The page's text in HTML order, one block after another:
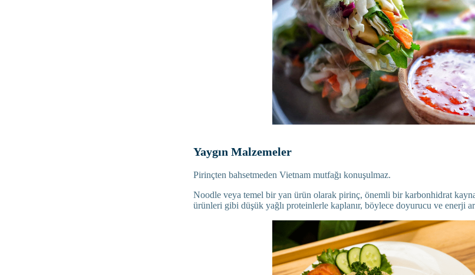
Yaygın Malzemeler
Pirinçten bahsetmeden Vietnam mutfağı konuşulmaz.
Noodle veya temel bir yan ürün olarak pirinç, önemli bir karbonhidrat
ürünleri gibi düşük yağlı proteinlerle kaplanır, böylece doyurucu ve enerji